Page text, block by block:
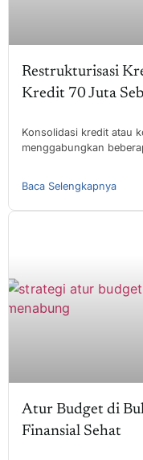
Restrukturisasi
Kredit 70 Juta
Konsolidasi kredit atau
menggabungkan
Baca Selengkapnya
Atur Budget di
Finansial Sehat